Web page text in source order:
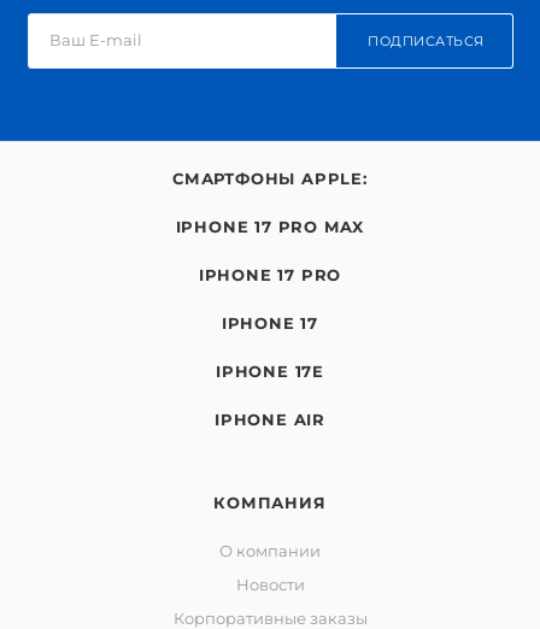
ПОДПИСАТЬСЯ
СМАРТФОНЫ APPLE:
IPHONE 17 PRO MAX
IPHONE 17 PRO
IPHONE 17
IPHONE 17E
IPHONE AIR
КОМПАНИЯ
О компании
Новости
Корпоративные заказы